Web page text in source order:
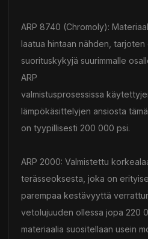
ARP 8740 (Chromoly):
laatua hintaan nähden, tarjoten
suorituskykyjä suurimmalle
ARP
valmistusprosessissa
lämpökäsittelyjen ansiosta
on tyypillisesti 200 000 psi.
ARP 2000: Valmistettu
terässeoksesta, joka on
parempaa kestävyyttä
vetolujuuden ollessa jopa 220
materiaalia suositellaan usein